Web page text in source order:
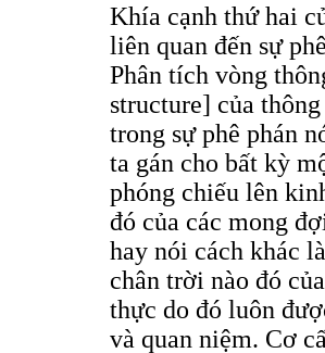
Khía cạnh thứ hai
liên quan đến sự
Phân tích vòng
structure] của
trong sự phê phán
ta gán cho bất kỳ
phóng chiếu lên
đó của các mong
hay nói cách khác
chân trời nào đó
thực do đó luôn
và quan niệm. Cơ